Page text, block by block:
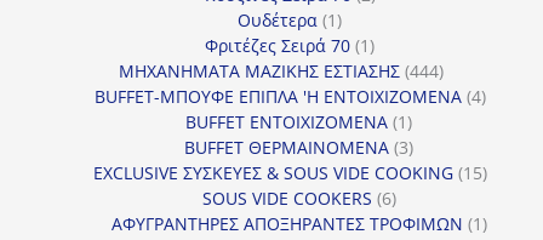
Ουδέτερα 11
προϊόν
Φριτέζες Σειρά 70 11
προϊόν
ΜΗΧΑΝΗΜΑΤΑ ΜΑΖΙΚΗΣ ΕΣΤΙΑΣΗΣ 444444
προϊόντα
BUFFET-ΜΠΟΥΦΕ ΕΠΙΠΛΑ 'Η ΕΝΤΟΙΧΙΖΟΜΕΝΑ 44
BUFFET ΕΝΤΟΙΧΙΖΟΜΕΝΑ 11
προϊόν
BUFFET ΘΕΡΜΑΙΝΟΜΕΝΑ 33
προϊόντα
EXCLUSIVE ΣΥΣΚΕΥΕΣ & SOUS VIDE COOKING 1515
SOUS VIDE COOKERS 66
προϊόντα
ΑΦΥΓΡΑΝΤΗΡΕΣ ΑΠΟΞΗΡΑΝΤΕΣ ΤΡΟΦΙΜΩΝ 11